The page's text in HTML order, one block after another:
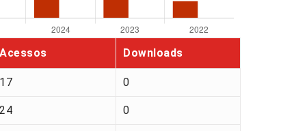
Acessos Downloads
17 0
24 0